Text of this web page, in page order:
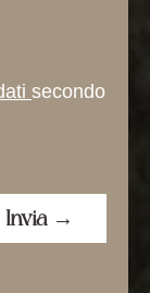
secondo